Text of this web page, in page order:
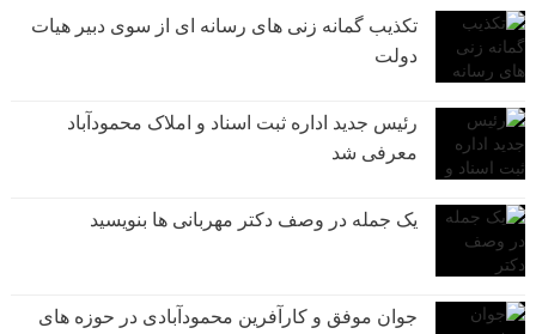
تکذیب گمانه زنی های رسانه ای از سوی دبیر هیات
دولت
رئیس جدید اداره ثبت اسناد و املاک محمودآباد
معرفی شد
یک جمله در وصف دکتر مهربانی ها بنویسید
جوان موفق و کارآفرین محمودآبادی در حوزه های